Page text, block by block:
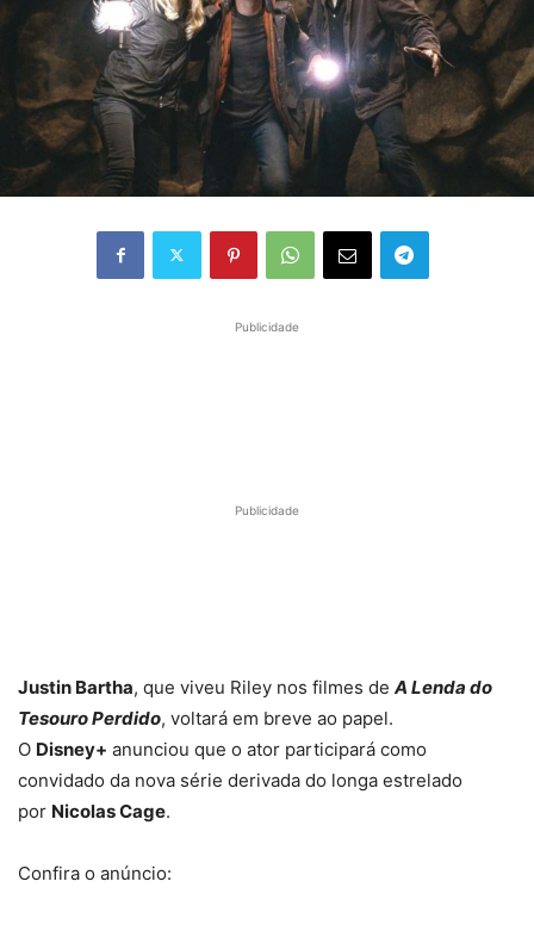
Publicidade
Publicidade
Justin Bartha, que viveu Riley nos filmes de A Lenda do
Tesouro Perdido, voltará em breve ao papel.
O Disney+ anunciou que o ator participará como
convidado da nova série derivada do longa estrelado
por Nicolas Cage.
Confira o anúncio: